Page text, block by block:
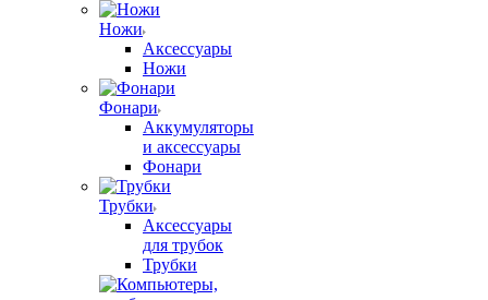
Ножи
Аксессуары
Ножи
Фонари
Аккумуляторы
и аксессуары
Фонари
Трубки
Аксессуары
для трубок
Трубки